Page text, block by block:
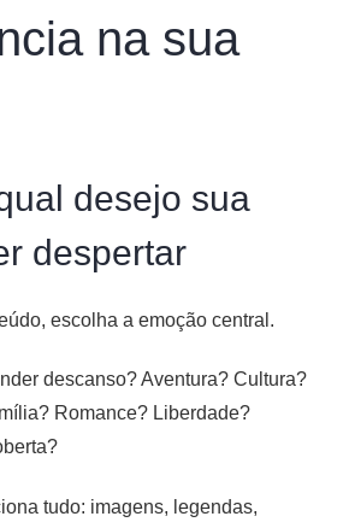
na sua
desejo sua
despertar
escolha a emoção central.
descanso? Aventura? Cultura?
Romance? Liberdade?
tudo: imagens, legendas,